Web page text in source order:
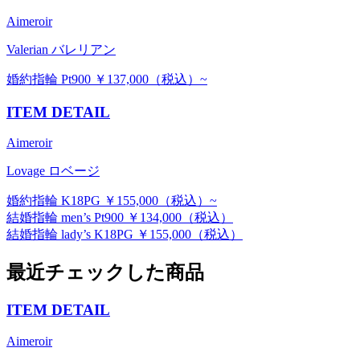
Aimeroir
Valerian バレリアン
婚約指輪 Pt900 ￥137,000（税込）~
ITEM DETAIL
Aimeroir
Lovage ロベージ
婚約指輪 K18PG ￥155,000（税込）~
結婚指輪 men’s Pt900 ￥134,000（税込）
結婚指輪 lady’s K18PG ￥155,000（税込）
最近チェックした商品
ITEM DETAIL
Aimeroir